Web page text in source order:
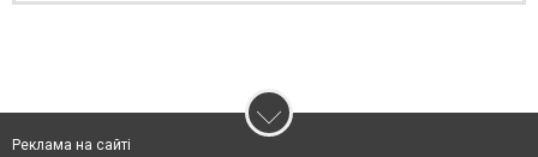
Реклама на сайті